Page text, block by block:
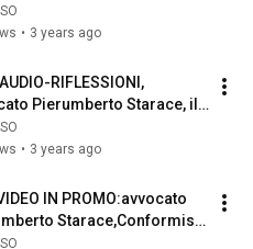
• 3 years ago
RIFLESSIONI,
Pierumberto Starace, il
contante è libertà non un
• 3 years ago
IN PROMO:avvocato
Starace,Conformisti,
o servi?